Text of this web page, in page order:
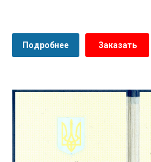
Подробнее Заказать